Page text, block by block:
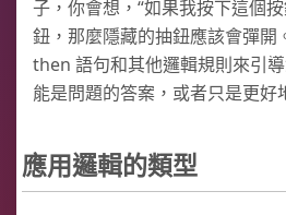
子，你會想，“如果我按下這個
鈕，那麼隱藏的抽鈕應該會彈
then 語句和其他邏輯規則來引
能是問題的答案，或者只是更好
應用邏輯的類型